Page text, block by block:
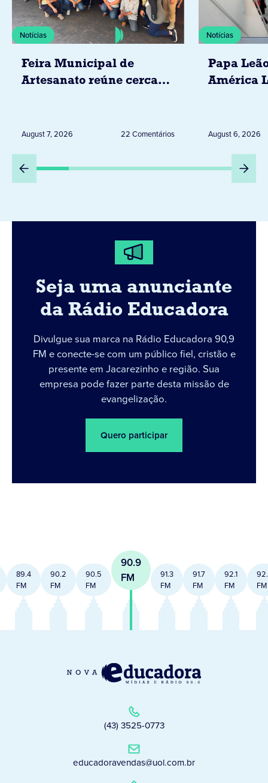
Notícias
Feira Municipal de
Artesanato reúne cerca
August 7, 2026 22 Comentários
Notícias
Papa
América
Peru
August 6, 2026
Seja uma anunciante
da Rádio Educadora
Divulgue sua marca na Rádio Educadora 90,9
FM e conecte-se com um público fiel, cristão e
presente em Jacarezinho e região. Sua
empresa pode fazer parte desta missão de
evangelização.
Quero participar
89.4
FM
90.2
FM
90.5
FM
90.9
FM
91.3
FM
91.7
FM
92.1
FM
FM
(43) 3525-0773
educadoravendas@uol.com.br